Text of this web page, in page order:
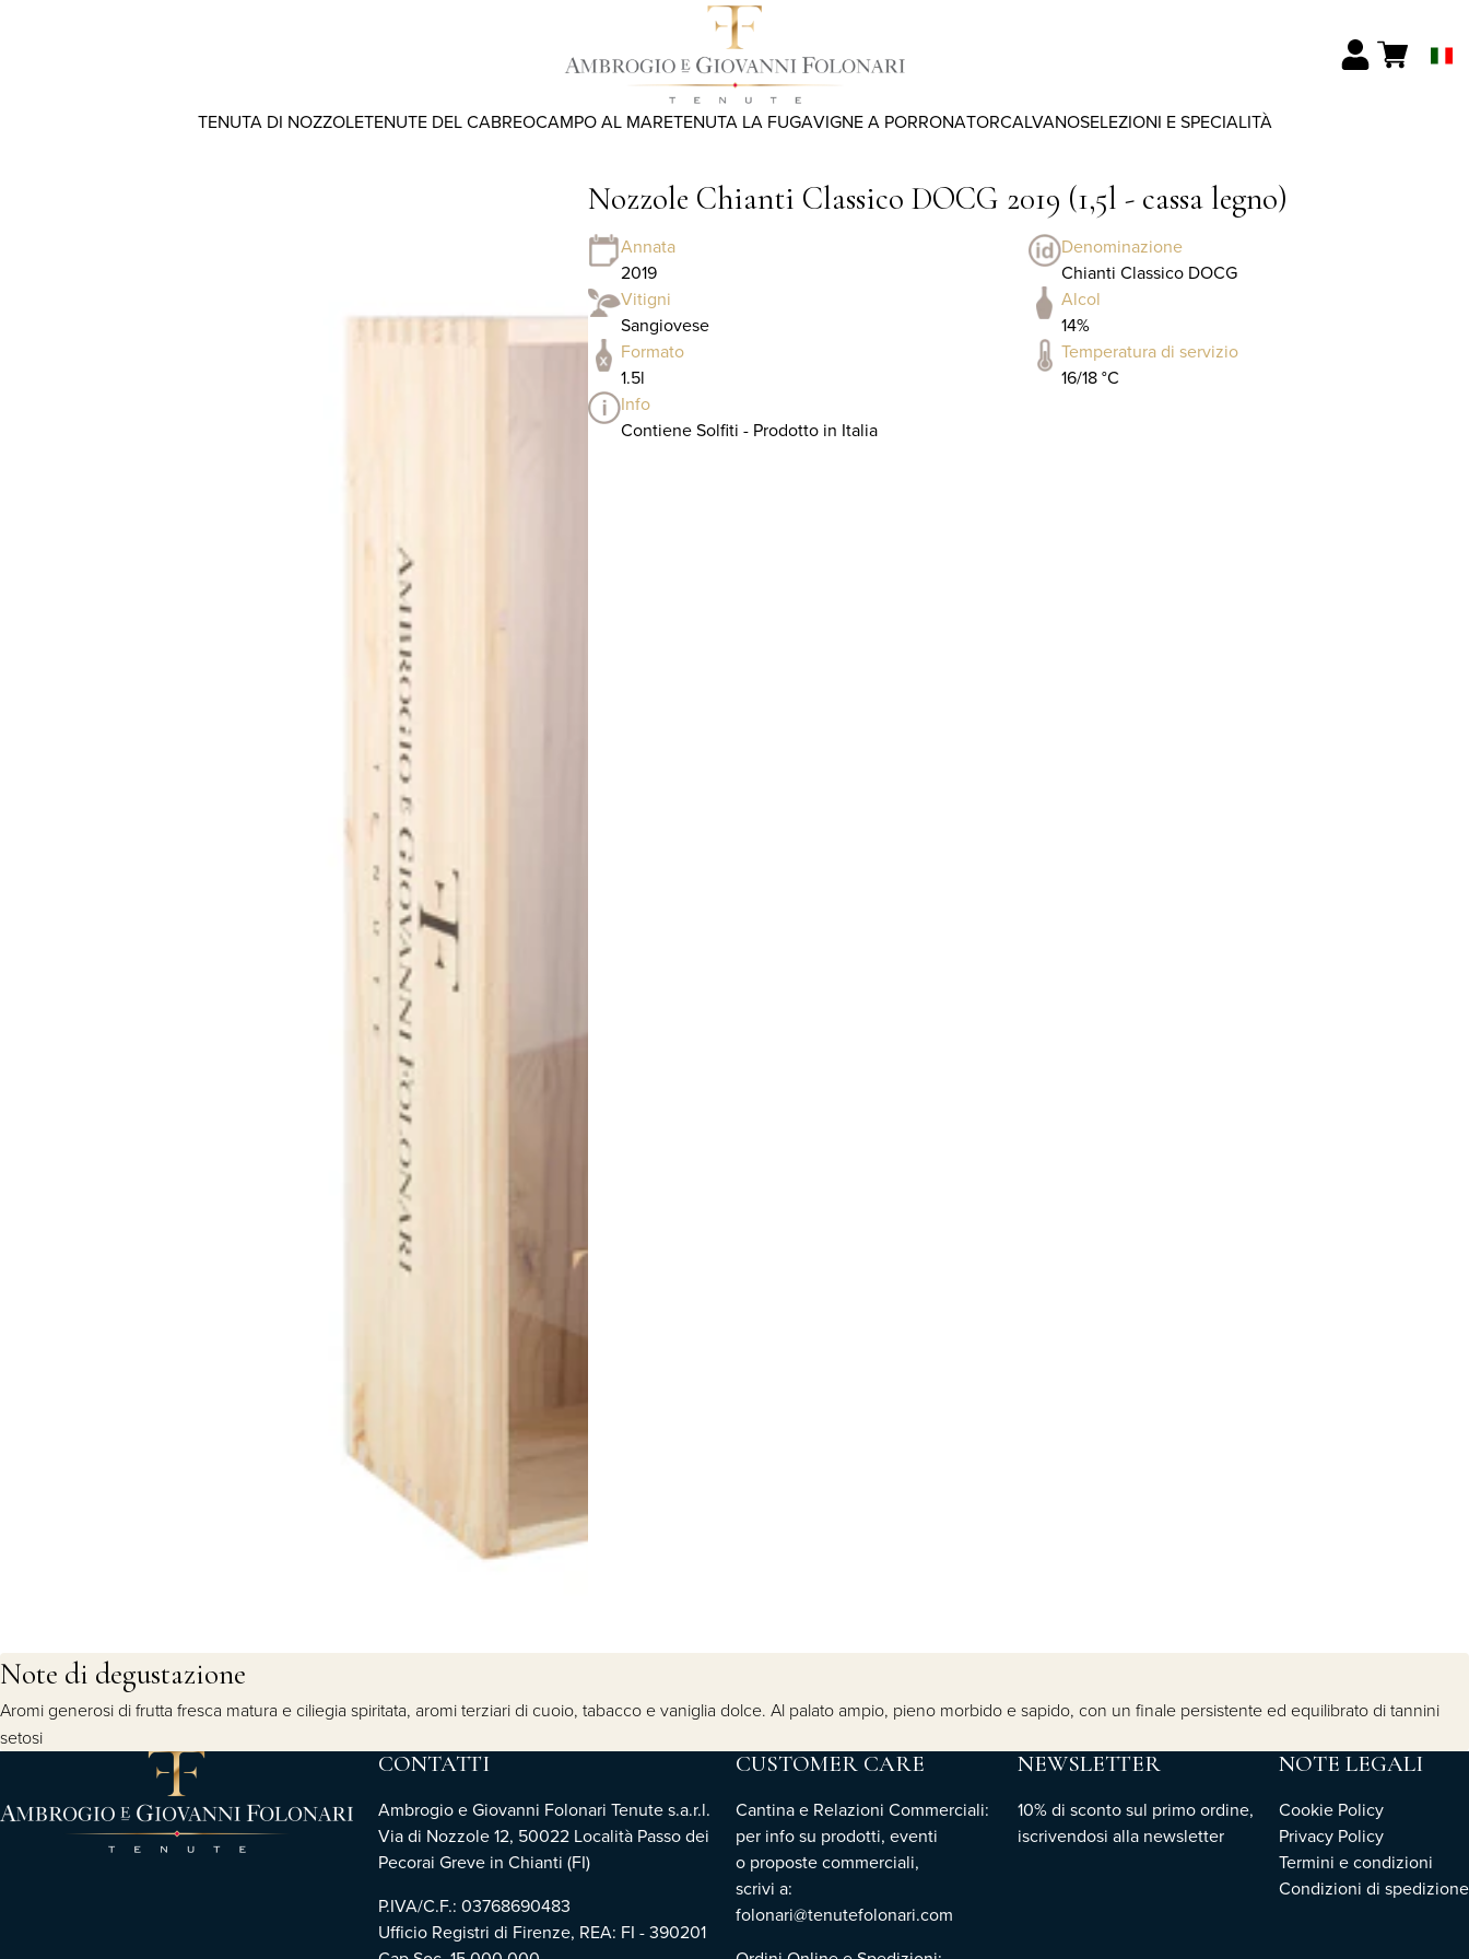
TENUTA DI NOZZOLETENUTE DEL CABREOCAMPO AL MARETENUTA LA FUGAVIGNE A PORRONATORCALVANOSELEZIONI E SPECIALITÀ
Nozzole Chianti Classico DOCG 2019 (1,5l - cassa legno)
Annata
2019
Denominazione
Chianti Classico DOCG
Vitigni
Sangiovese
Alcol
14%
Formato
1.5l
Temperatura di servizio
16/18 °C
Info
Contiene Solfiti - Prodotto in Italia
Note di degustazione
Aromi generosi di frutta fresca matura e ciliegia spiritata, aromi terziari di cuoio, tabacco e vaniglia dolce. Al palato ampio, pieno morbido e sapido, con un finale persistente ed equilibrato di tannini
setosi
CONTATTI
Ambrogio e Giovanni Folonari Tenute s.a.r.l.
Via di Nozzole 12, 50022 Località Passo dei
Pecorai Greve in Chianti (FI)
P.IVA/C.F.: 03768690483
Ufficio Registri di Firenze, REA: FI - 390201
CUSTOMER CARE
Cantina e Relazioni Commerciali:
per info su prodotti, eventi
o proposte commerciali,
scrivi a:
folonari@tenutefolonari.com
NEWSLETTER
10% di sconto sul primo ordine,
iscrivendosi alla newsletter
NOTE LEGALI
Cookie Policy
Privacy Policy
Termini e condizioni
Condizioni di spedizione